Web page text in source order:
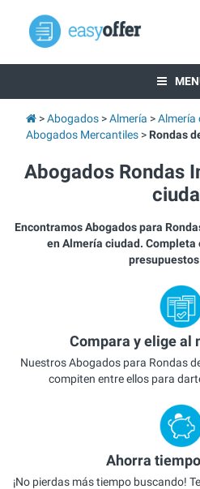
Abogados Almería
Almería
Abogados Mercantiles
Rondas
Abogados Rondas
Encontramos Abogados para
en Almería ciudad.
Compara y elige al
Nuestros Abogados para Rondas
compiten entre ellos para
Ahorra
¡No pierdas más tiempo buscando!